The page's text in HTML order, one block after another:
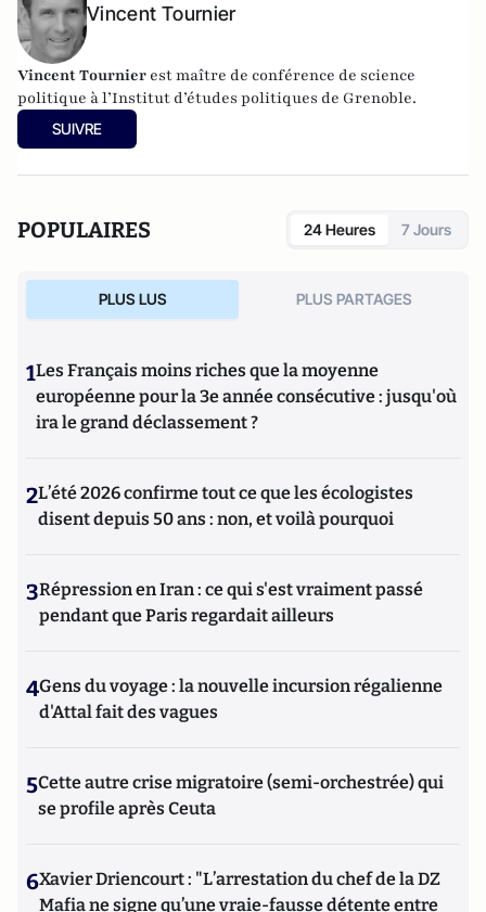
Vincent Tournier
Vincent Tournier est maître de conférence de science
politique à l’Institut d’études politiques de Grenoble.
SUIVRE
POPULAIRES 24 Heures 7 Jours
PLUS LUS PLUS PARTAGES
1Les Français moins riches que la moyenne
européenne pour la 3e année consécutive : jusqu'où
ira le grand déclassement ?
2L’été 2026 confirme tout ce que les écologistes
disent depuis 50 ans : non, et voilà pourquoi
3Répression en Iran : ce qui s'est vraiment passé
pendant que Paris regardait ailleurs
4Gens du voyage : la nouvelle incursion régalienne
d'Attal fait des vagues
5Cette autre crise migratoire (semi-orchestrée) qui
se profile après Ceuta
6Xavier Driencourt : "L’arrestation du chef de la DZ
Mafia ne signe qu’une vraie-fausse détente entre